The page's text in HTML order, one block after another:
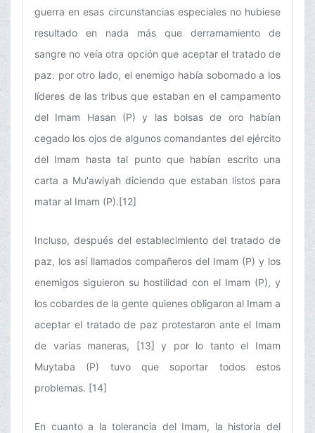
guerra en esas circunstancias especiales no hubiese
resultado en nada más que derramamiento de
sangre no veía otra opción que aceptar el tratado de
paz. por otro lado, el enemigo había sobornado a los
líderes de las tribus que estaban en el campamento
del Imam Hasan (P) y las bolsas de oro habían
cegado los ojos de algunos comandantes del ejército
del Imam hasta tal punto que habían escrito una
carta a Mu'awiyah diciendo que estaban listos para
matar al Imam (P).[12]
Incluso, después del establecimiento del tratado de
paz, los así llamados compañeros del Imam (P) y los
enemigos siguieron su hostilidad con el Imam (P), y
los cobardes de la gente quienes obligaron al Imam a
aceptar el tratado de paz protestaron ante el Imam
de varias maneras, [13] y por lo tanto el Imam
Muytaba (P) tuvo que soportar todos estos
problemas. [14]
En cuanto a la tolerancia del Imam, la historia del